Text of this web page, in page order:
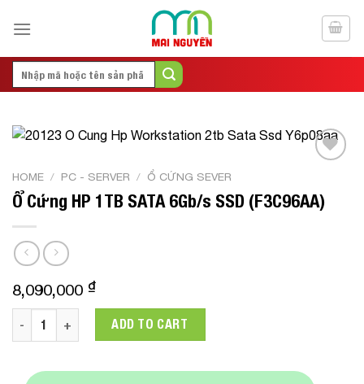
Search
HOME / PC - SERVER / Ổ CỨNG SEVER
Ổ Cứng HP 1TB SATA 6Gb/s SSD (F3C96AA)
8,090,000 ₫
Ổ Cứng HP 1TB SATA 6Gb/s SSD (F3C96AA) quantity
ADD TO CART